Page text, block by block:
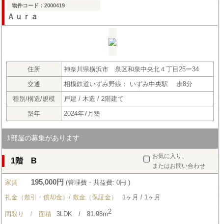
物件コード：2000419
Ａｕｒａ
住所
神奈川県横浜市 泉区和泉中央北４丁目25ー34
交通
相模鉄道いずみ野線： いずみ中央駅 歩8分
種別/構造/規模
戸建 / 木造 / 2階建て
築年
2024年7月築
1部屋の募集があります
お気に入り、
またはお問い合わせ
1階 B
家賃 195,000円 (管理費・共益費: 0円 )
礼金（敷引・償却金）/ 敷金（保証金）
1ヶ月 / 1ヶ月
間取り / 面積 3LDK / 81.98m2